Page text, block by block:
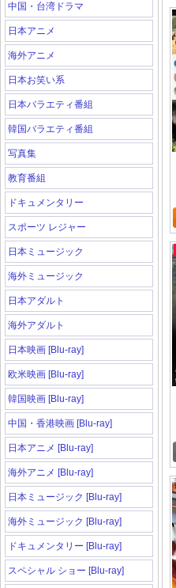
中国・台湾ドラマ
日本アニメ
海外アニメ
日本お笑い系
日本バラエティ番組
韓国バラエティ番組
写真集
教育番組
ドキュメンタリー
スポーツ レジャー
日本ミュージック
海外ミュージック
日本アダルト
海外アダルト
日本映画 [Blu-ray]
欧米映画 [Blu-ray]
韓国映画 [Blu-ray]
中国・香港映画 [Blu-ray]
日本アニメ [Blu-ray]
海外アニメ [Blu-ray]
日本ミュージック [Blu-ray]
海外ミュージック [Blu-ray]
ドキュメンタリー [Blu-ray]
スペシャル ショー [Blu-ray]